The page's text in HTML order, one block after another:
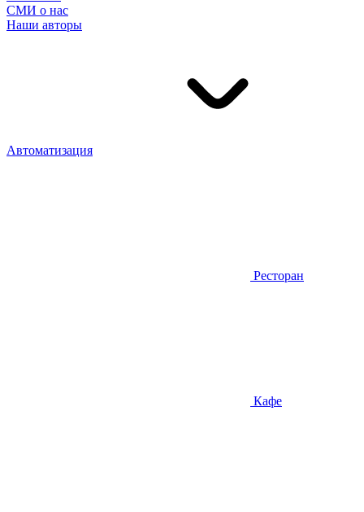
СМИ о нас
Наши авторы
Автоматизация
Ресторан
Кафе